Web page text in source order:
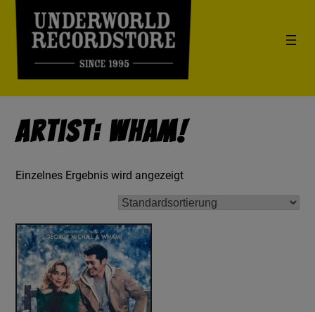
Artist: Wham!
Einzelnes Ergebnis wird angezeigt